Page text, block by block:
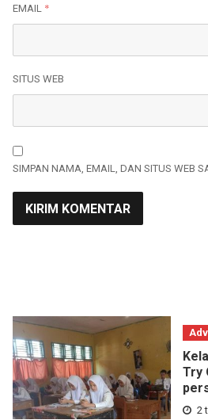
EMAIL *
SITUS WEB
SIMPAN NAMA, EMAIL, DAN SITUS WEB
Try
2